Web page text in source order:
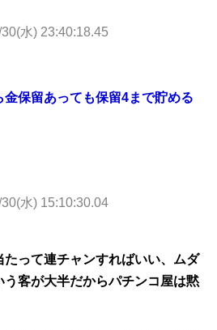
水) 23:40:18.45
保留あっても保留4まで貯める
水) 15:10:30.04
たって連チャンすればいい、ムダ
客が大半だからパチンコ屋は黙